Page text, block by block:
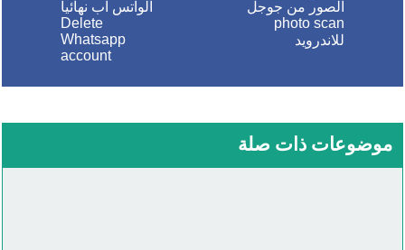
الصور من جوجل
photo scan
للاندرويد
الواتس اب نهائيا
Delete
Whatsapp
account
موضوعات ذات صلة